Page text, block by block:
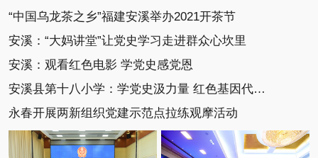
“中国乌龙茶之乡”福建安溪举办2021开茶节
安溪：“大妈讲堂”让党史学习走进群众心坎里
安溪：观看红色电影 学党史感党恩
安溪县第十八小学：学党史汲力量 红色基因代代传
永春开展两新组织党建示范点拉练观摩活动